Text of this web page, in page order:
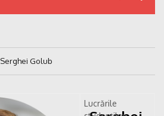
Serghei Golub
Lucrările
studenților